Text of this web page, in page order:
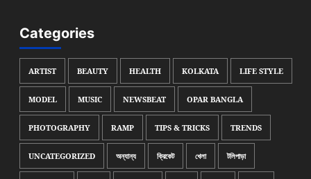
Categories
ARTIST BEAUTY HEALTH KOLKATA LIFE STYLE
MODEL MUSIC NEWSBEAT OPAR BANGLA
PHOTOGRAPHY RAMP TIPS & TRICKS TRENDS
UNCATEGORIZED অন্যান্য ক্রিকেট খেলা টলিপাড়া